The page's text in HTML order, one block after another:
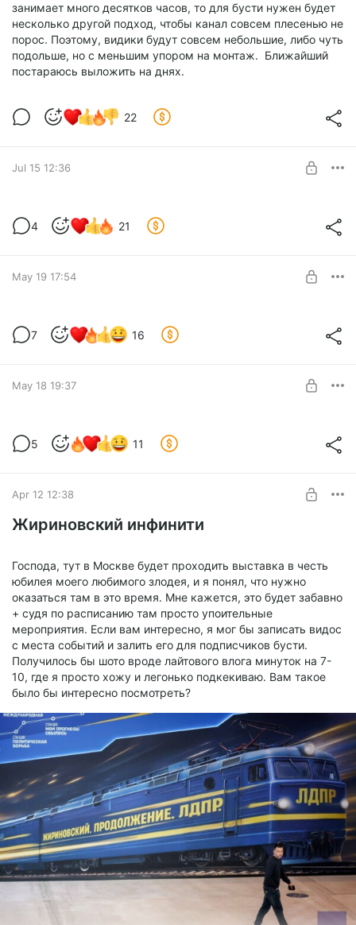
занимает много десятков часов, то для бусти нужен будет
несколько другой подход, чтобы канал совсем плесенью не
порос. Поэтому, видики будут совсем небольшие, либо чуть
подольше, но с меньшим упором на монтаж. Ближайший
постараюсь выложить на днях.
22
Jul 15 12:36
Level required:
4 21
May 19 17:54
Жириновского
7 16
May 18 19:37
5 11
Apr 12 12:38
Жириновский инфинити
Господа, тут в Москве будет проходить выставка в честь
юбилея моего любимого злодея, и я понял, что нужно
оказаться там в это время. Мне кажется, это будет забавно
+ судя по расписанию там просто упоительные
мероприятия. Если вам интересно, я мог бы записать видос
с места событий и залить его для подписчиков бусти.
Получилось бы шото вроде лайтового влога минуток на 7-
10, где я просто хожу и легонько подкекиваю. Вам такое
было бы интересно посмотреть?